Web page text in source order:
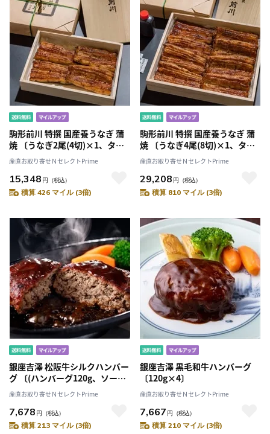
駒形前川 特撰 国産養うなぎ 蒲
焼 〔うなぎ2尾(4切)×1、タレ
15ml×1、添付山椒0.1g×2〕
産直お取り寄せＮセレクトPrime
15,348 円 （税込）
積算 426 マイル (3倍)
駒形前川 特撰 国産養うなぎ 蒲
焼 〔うなぎ4尾(8切)×1、タレ
60ml×1、添付山椒0.1g×4〕
産直お取り寄せＮセレクトPrime
29,208 円 （税込）
積算 810 マイル (3倍)
銀座吉澤 松阪牛シルクハンバー
グ 〔(ハンバーグ120g、ソース
25g)×4〕
産直お取り寄せＮセレクトPrime
7,678 円 （税込）
積算 213 マイル (3倍)
銀座吉澤 黒毛和牛ハンバーグ
〔120g×4〕
産直お取り寄せＮセレクトPrime
7,667 円 （税込）
積算 210 マイル (3倍)